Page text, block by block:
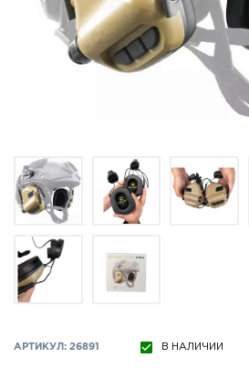
АРТИКУЛ: 26891 В НАЛИЧИИ